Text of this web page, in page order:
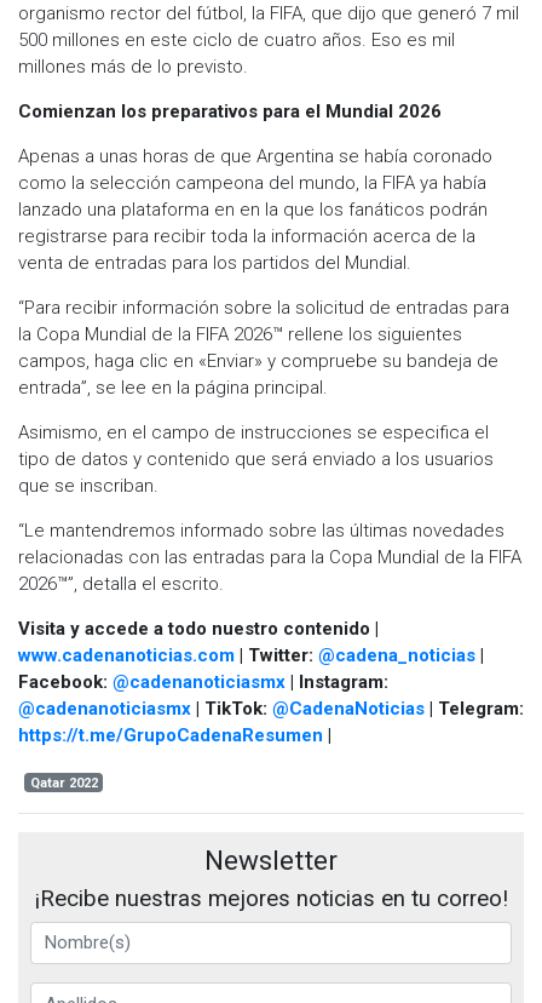
organismo rector del fútbol, la FIFA, que dijo que generó 7 mil
500 millones en este ciclo de cuatro años. Eso es mil
millones más de lo previsto.
Comienzan los preparativos para el Mundial 2026
Apenas a unas horas de que Argentina se había coronado
como la selección campeona del mundo, la FIFA ya había
lanzado una plataforma en en la que los fanáticos podrán
registrarse para recibir toda la información acerca de la
venta de entradas para los partidos del Mundial.
“Para recibir información sobre la solicitud de entradas para
la Copa Mundial de la FIFA 2026™ rellene los siguientes
campos, haga clic en «Enviar» y compruebe su bandeja de
entrada”, se lee en la página principal.
Asimismo, en el campo de instrucciones se especifica el
tipo de datos y contenido que será enviado a los usuarios
que se inscriban.
“Le mantendremos informado sobre las últimas novedades
relacionadas con las entradas para la Copa Mundial de la FIFA
2026™”, detalla el escrito.
Visita y accede a todo nuestro contenido |
www.cadenanoticias.com | Twitter: @cadena_noticias |
Facebook: @cadenanoticiasmx | Instagram:
@cadenanoticiasmx | TikTok: @CadenaNoticias | Telegram:
https://t.me/GrupoCadenaResumen |
Qatar 2022
Newsletter
¡Recibe nuestras mejores noticias en tu correo!